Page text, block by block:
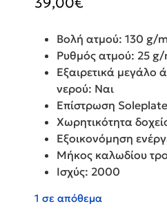
Βολή ατμού: 130 g/
Ρυθμός ατμού: 25
Εξαιρετικά μεγάλο
νερού: Ναι
Επίστρωση
Χωρητικότητα
Εξοικονόμηση
Μήκος καλωδίου
Ισχύς: 2000
1 σε απόθεμα